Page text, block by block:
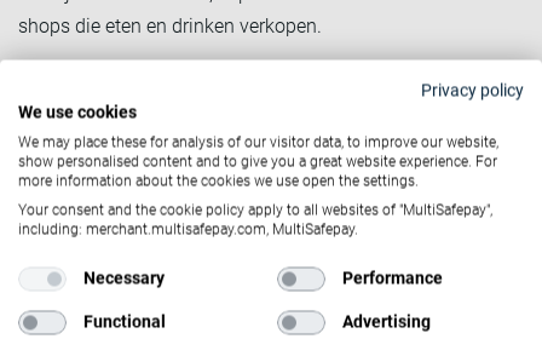
shops die eten en drinken verkopen.
eco-friendly producten en diensten. Zo kan de consument
een duurzamere koelkast aanschaffen, maar ook een
nieuwe (tweedehandse) fiets. De lijst wordt bijgehouden en
jaarlijks geüpdatet op de website van de nationale
arbeidsraad.
#3 Gift voucher:De naam geeft het al weg, maar deze
vouchers worden gebruikt om cadeau’s te kopen (maar de
Privacy policy
We use cookies
We may place these for analysis of our visitor data, to improve our website,
show personalised content and to give you a great website experience. For
more information about the cookies we use open the settings.
Your consent and the cookie policy apply to all websites of "MultiSafepay",
including: merchant.multisafepay.com, MultiSafepay.
Necessary Performance
Functional Advertising